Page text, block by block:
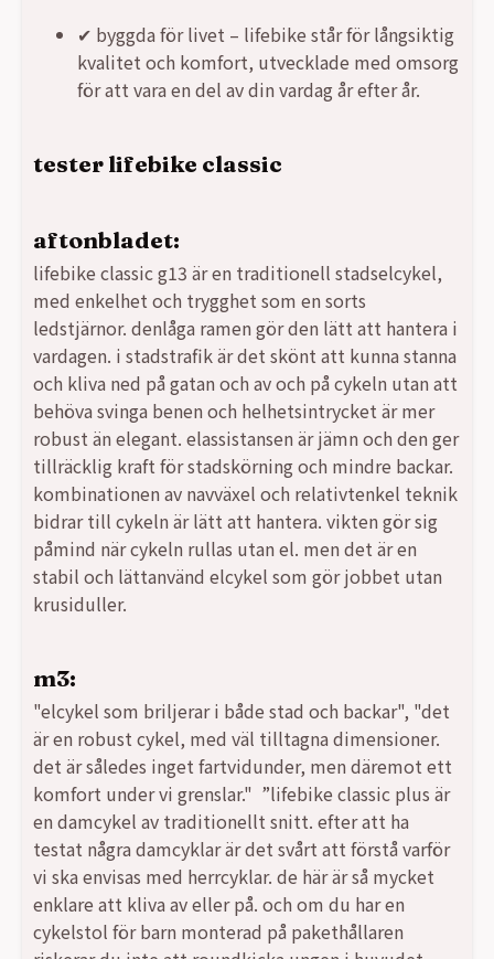
✔ byggda för livet – lifebike står för långsiktig
kvalitet och komfort, utvecklade med omsorg
för att vara en del av din vardag år efter år.
tester lifebike classic
aftonbladet:
lifebike classic g13 är en traditionell stadselcykel,
med enkelhet och trygghet som en sorts
ledstjärnor. denlåga ramen gör den lätt att hantera i
vardagen. i stadstrafik är det skönt att kunna stanna
och kliva ned på gatan och av och på cykeln utan att
behöva svinga benen och helhetsintrycket är mer
robust än elegant. elassistansen är jämn och den ger
tillräcklig kraft för stadskörning och mindre backar.
kombinationen av navväxel och relativtenkel teknik
bidrar till cykeln är lätt att hantera. vikten gör sig
påmind när cykeln rullas utan el. men det är en
stabil och lättanvänd elcykel som gör jobbet utan
krusiduller.
m3:
"elcykel som briljerar i både stad och backar", "det
är en robust cykel, med väl tilltagna dimensioner.
det är således inget fartvidunder, men däremot ett
komfort under vi grenslar." ”lifebike classic plus är
en damcykel av traditionellt snitt. efter att ha
testat några damcyklar är det svårt att förstå varför
vi ska envisas med herrcyklar. de här är så mycket
enklare att kliva av eller på. och om du har en
cykelstol för barn monterad på pakethållaren